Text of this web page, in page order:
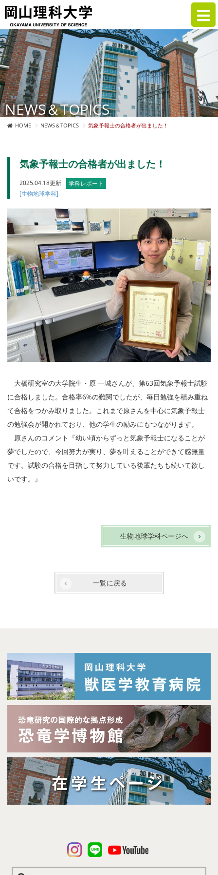
NEWS＆TOPICS
HOME NEWS＆TOPICS 気象予報士の合格者が出ました！
気象予報士の合格者が出ました！
2025.04.18更新
学科レポート
[生物地球学科]
大橋研究室の大学院生・原 一城さんが、第63回気象予報士試験
に合格しました。合格率6%の難関でしたが、毎日勉強を積み重ね
て合格をつかみ取りました。これまで原さんを中心に気象予報士
の勉強会が開かれており、他の学生の励みにもつながります。
原さんのコメント『幼い頃からずっと気象予報士になることが
夢でしたので、今回努力が実り、夢を叶えることができて感無量
です。試験の合格を目指して努力している後輩たちも続いて欲し
いです。』
生物地球学科ページへ
一覧に戻る